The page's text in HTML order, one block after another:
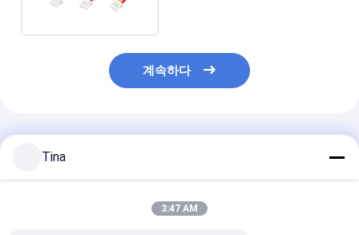
계속하다
Tina
3:47 AM